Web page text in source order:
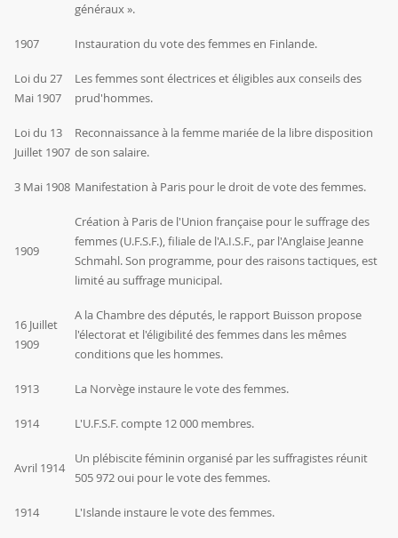
généraux ».
1907 Instauration du vote des femmes en Finlande.
Loi du 27
Mai 1907
Les femmes sont électrices et éligibles aux conseils des
prud'hommes.
Loi du 13
Juillet 1907
Reconnaissance à la femme mariée de la libre disposition
de son salaire.
3 Mai 1908 Manifestation à Paris pour le droit de vote des femmes.
1909
Création à Paris de l'Union française pour le suffrage des
femmes (U.F.S.F.), filiale de l'A.I.S.F., par l'Anglaise Jeanne
Schmahl. Son programme, pour des raisons tactiques, est
limité au suffrage municipal.
16 Juillet
1909
A la Chambre des députés, le rapport Buisson propose
l'électorat et l'éligibilité des femmes dans les mêmes
conditions que les hommes.
1913 La Norvège instaure le vote des femmes.
1914 L'U.F.S.F. compte 12 000 membres.
Avril 1914
Un plébiscite féminin organisé par les suffragistes réunit
505 972 oui pour le vote des femmes.
1914 L'Islande instaure le vote des femmes.